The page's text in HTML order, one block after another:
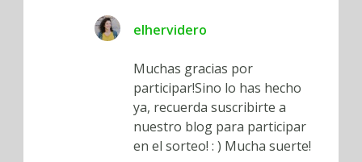
elhervidero
Muchas gracias por
participar!Sino lo has hecho
ya, recuerda suscribirte a
nuestro blog para participar
en el sorteo! : ) Mucha suerte!